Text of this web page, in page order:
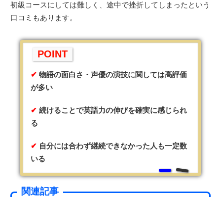
初級コースにしては難しく、途中で挫折してしまったという
口コミもあります。
POINT
物語の面白さ・声優の演技に関しては高評価
が多い
続けることで英語力の伸びを確実に感じられ
る
自分には合わず継続できなかった人も一定数
いる
関連記事